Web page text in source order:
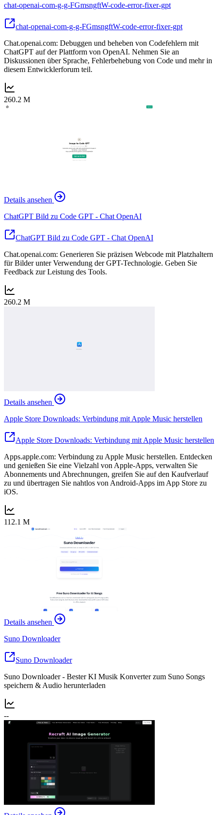
chat-openai-com-g-g-FGmsngftW-code-error-fixer-gpt
chat-openai-com-g-g-FGmsngftW-code-error-fixer-gpt
Chat.openai.com: Debuggen und beheben von Codefehlern mit
ChatGPT auf der Plattform von OpenAI. Nehmen Sie an
Diskussionen über Sprache, Fehlerbehebung von Code und mehr in
diesem Entwicklerforum teil.
260.2 M
Details ansehen
ChatGPT Bild zu Code GPT - Chat OpenAI
ChatGPT Bild zu Code GPT - Chat OpenAI
Chat.openai.com: Generieren Sie präzisen Webcode mit Platzhaltern
für Bilder unter Verwendung der GPT-Technologie. Geben Sie
Feedback zur Leistung des Tools.
260.2 M
Details ansehen
Apple Store Downloads: Verbindung mit Apple Music herstellen
Apple Store Downloads: Verbindung mit Apple Music herstellen
Apps.apple.com: Verbindung zu Apple Music herstellen. Entdecken
und genießen Sie eine Vielzahl von Apple-Apps, verwalten Sie
Abonnements und Abrechnungen, greifen Sie auf den Kaufverlauf
zu und übertragen Sie nahtlos von Android-Apps im App Store zu
iOS.
112.1 M
Details ansehen
Suno Downloader
Suno Downloader
Suno Downloader - Bester KI Musik Konverter zum Suno Songs
speichern & Audio herunterladen
--